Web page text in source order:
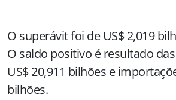
O superávit foi de US$ 2,019
O saldo positivo é resultado
US$ 20,911 bilhões e
bilhões.